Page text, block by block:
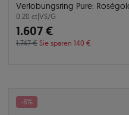
Verlobungsring Pure:
0.20 ct|VS/G
1.607 €
1.747 € Sie sparen 140 €
-8%